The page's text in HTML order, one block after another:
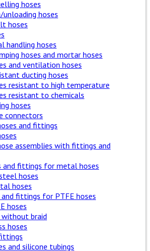
hoses
hoses
hoses
handling hoses
hoses and mortar hoses
and ventilation hoses
ducting hoses
resistant to high temperature
resistant to chemicals
hoses
connectors
and fittings
assemblies with fittings and
and fittings for metal hoses
hoses
hoses
and fittings for PTFE hoses
hoses
without braid
hoses
and silicone tubings